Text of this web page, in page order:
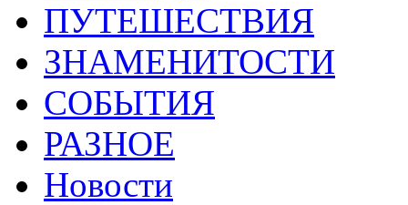
ПУТЕШЕСТВИЯ
ЗНАМЕНИТОСТИ
СОБЫТИЯ
РАЗНОЕ
Новости